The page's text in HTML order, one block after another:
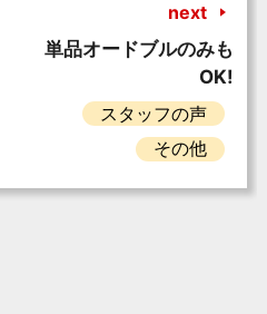
next
単品オードブルのみも
OK!
スタッフの声
その他